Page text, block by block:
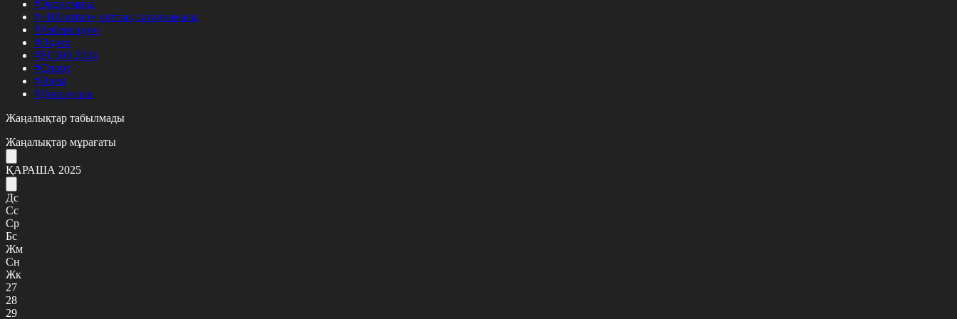
#Экономика
#«100 кітап» ұлттық сауалнамасы
#Референдум
#Оқиға
#EURO 2024
#Спорт
#Әлем
#Денсаулық
Жаңалықтар табылмады
Жаңалықтар мұрағаты
ҚАРАША 2025
Дс
Сс
Ср
Бс
Жм
Сн
Жк
27
28
29